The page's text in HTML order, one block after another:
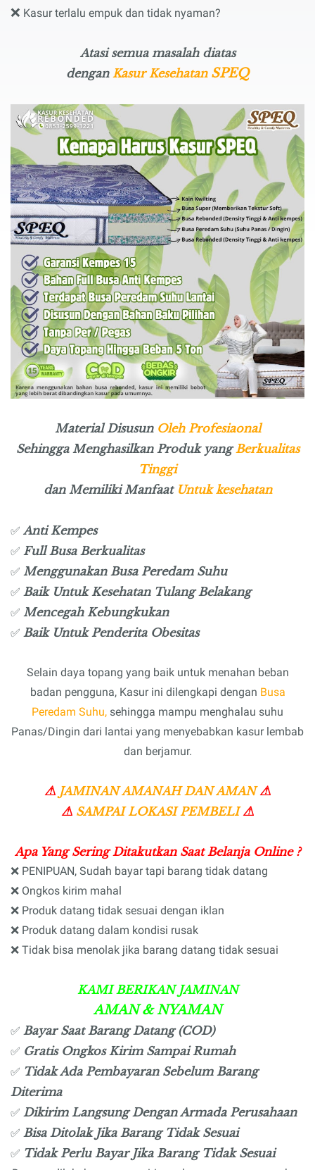
❌ Kasur terlalu empuk dan tidak nyaman?
Atasi semua masalah diatas
dengan Kasur Kesehatan SPEQ
Material DisusunOleh Profesiaonal
Sehingga Menghasilkan Produk yangBerkualitas
Tinggi
dan Memiliki Manfaat Untuk kesehatan
✅ Anti Kempes
✅ Full Busa Berkualitas
✅ Menggunakan Busa Peredam Suhu
✅ Baik Untuk Kesehatan Tulang Belakang
✅ Mencegah Kebungkukan
✅ Baik Untuk Penderita Obesitas
Selain daya topang yang baik untuk menahan beban
badan pengguna, Kasur ini dilengkapi dengan Busa
Peredam Suhu, sehingga mampu menghalau suhu
Panas/Dingin dari lantai yang menyebabkan kasur lembab
dan berjamur.
⚠ JAMINAN AMANAH DAN AMAN⚠
⚠ SAMPAI LOKASI PEMBELI⚠
Apa Yang Sering Ditakutkan Saat Belanja Online ?
❌ PENIPUAN, Sudah bayar tapi barang tidak datang
❌ Ongkos kirim mahal
❌ Produk datang tidak sesuai dengan iklan
❌ Produk datang dalam kondisi rusak
❌ Tidak bisa menolak jika barang datang tidak sesuai
KAMI BERIKAN JAMINAN
AMAN & NYAMAN
✅ Bayar Saat Barang Datang (COD)
✅ Gratis Ongkos Kirim Sampai Rumah
✅ Tidak Ada Pembayaran Sebelum Barang
Diterima
✅ Dikirim Langsung Dengan Armada Perusahaan
✅ Bisa Ditolak Jika Barang Tidak Sesuai
✅ Tidak Perlu Bayar Jika Barang Tidak Sesuai